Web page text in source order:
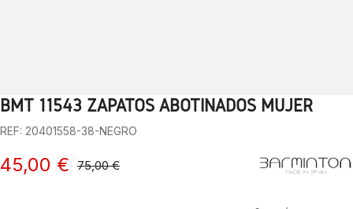
1 2 3 4 5 6 7 8 9 10
BMT 11543 ZAPATOS ABOTINADOS MUJER
REF: 20401558-38-NEGRO
45,00 € 75,00 €